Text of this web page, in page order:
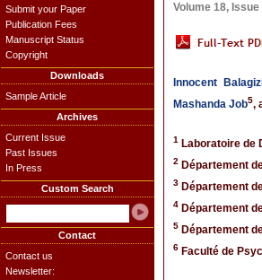
Submit your Paper
Publication Fees
Manuscript Status
Copyright
Downloads
Sample Article
Archives
Current Issue
Past Issues
In Press
Custom Search
Contact
Contact us
Newsletter:
Volume 18,
Innocent
Mashanda Job5,
1 Laboratoire de
2 Département
3 Département
4 Département
5 Département
6 Faculté de